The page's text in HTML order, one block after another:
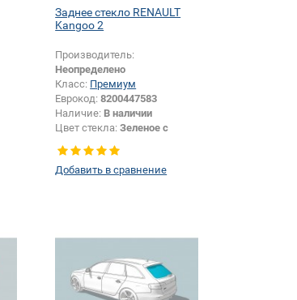
Заднее стекло RENAULT
Kangoo 2
Производитель:
Неопределено
Класс: Премиум
Еврокод:8200447583
Наличие: В наличии
Цвет стекла:Зеленое с
Тип стекла:Заднее стекло
Добавить в сравнение